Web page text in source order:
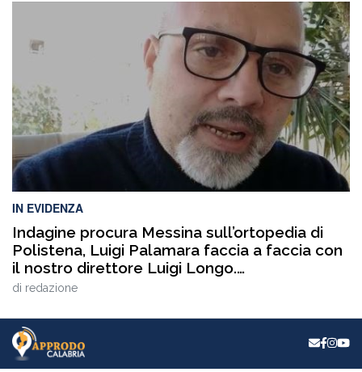
collaterali, tra cui AperiPride, presentazioni di libri, incontri
culturali, dibattiti, talk e momenti di confronto ospitati a
Catanzaro, con interventi e riflessioni dedicati ai […]
IN EVIDENZA
Indagine procura Messina sull’ortopedia di
Polistena, Luigi Palamara faccia a faccia con
il nostro direttore Luigi Longo.
VIDEOINTERVISTA
di redazione